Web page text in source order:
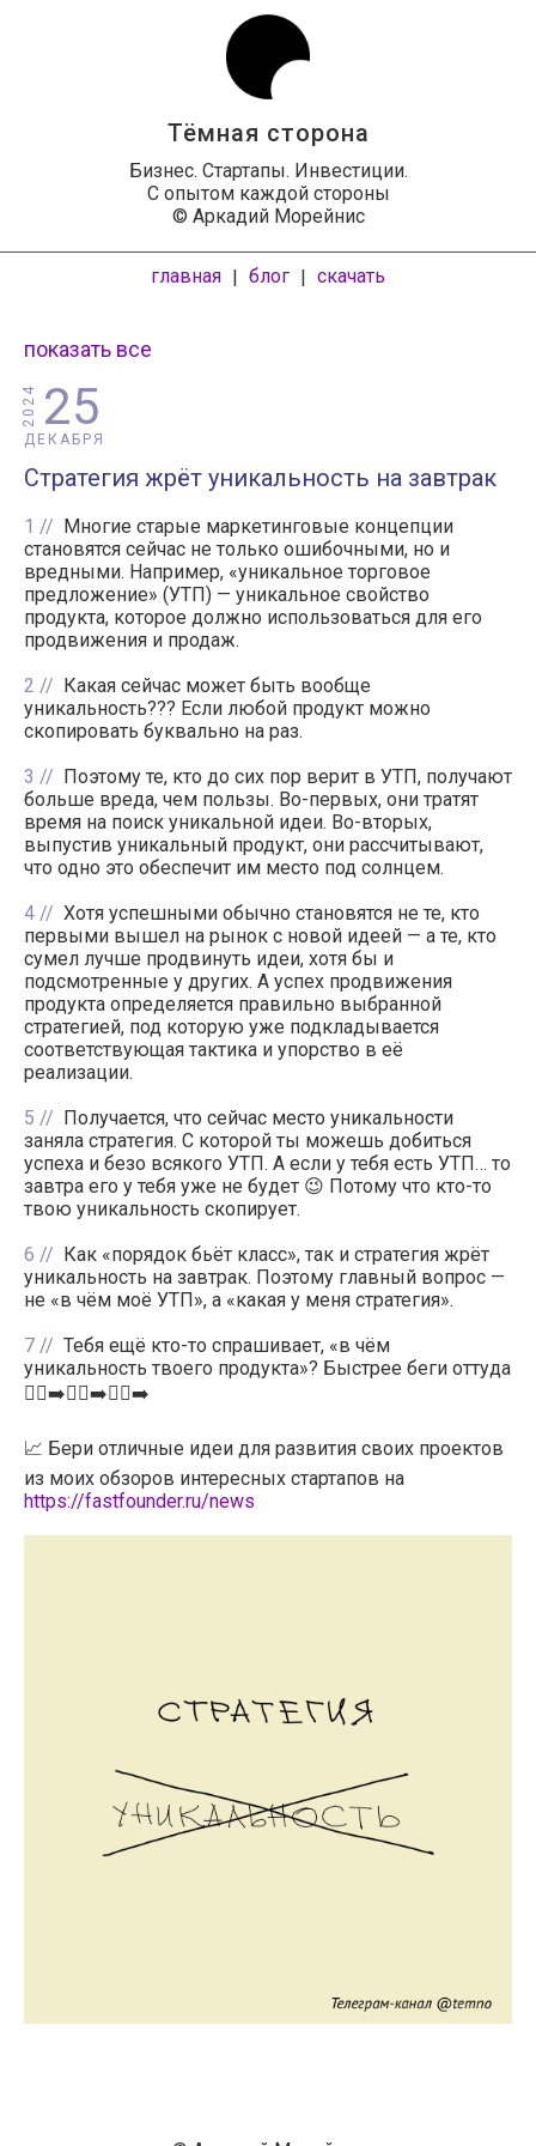
Тёмная сторона
Бизнес. Стартапы. Инвестиции.
С опытом каждой стороны
© Аркадий Морейнис
главная | блог | скачать
показать все
25
ДЕКАБРЯ
2024
Стратегия жрёт уникальность на завтрак
1
Многие старые маркетинговые концепции
становятся сейчас не только ошибочными, но и
вредными. Например, «уникальное торговое
предложение» (УТП) — уникальное свойство
продукта, которое должно использоваться для его
продвижения и продаж.
2
Какая сейчас может быть вообще
уникальность??? Если любой продукт можно
скопировать буквально на раз.
3
Поэтому те, кто до сих пор верит в УТП, получают
больше вреда, чем пользы. Во-первых, они тратят
время на поиск уникальной идеи. Во-вторых,
выпустив уникальный продукт, они рассчитывают,
что одно это обеспечит им место под солнцем.
4
Хотя успешными обычно становятся не те, кто
первыми вышел на рынок с новой идеей — а те, кто
сумел лучше продвинуть идеи, хотя бы и
подсмотренные у других. А успех продвижения
продукта определяется правильно выбранной
стратегией, под которую уже подкладывается
соответствующая тактика и упорство в её
реализации.
5
Получается, что сейчас место уникальности
заняла стратегия. С которой ты можешь добиться
успеха и безо всякого УТП. А если у тебя есть УТП… то
завтра его у тебя уже не будет 😉 Потому что кто-то
твою уникальность скопирует.
6
Как «порядок бьёт класс», так и стратегия жрёт
уникальность на завтрак. Поэтому главный вопрос —
не «в чём моё УТП», а «какая у меня стратегия».
7
Тебя ещё кто-то спрашивает, «в чём
уникальность твоего продукта»? Быстрее беги оттуда
🏃‍♂️‍➡️🏃‍♂️‍➡️🏃‍♂️‍➡️
📈 Бери отличные идеи для развития своих проектов
из моих обзоров интересных стартапов на
https://fastfounder.ru/news